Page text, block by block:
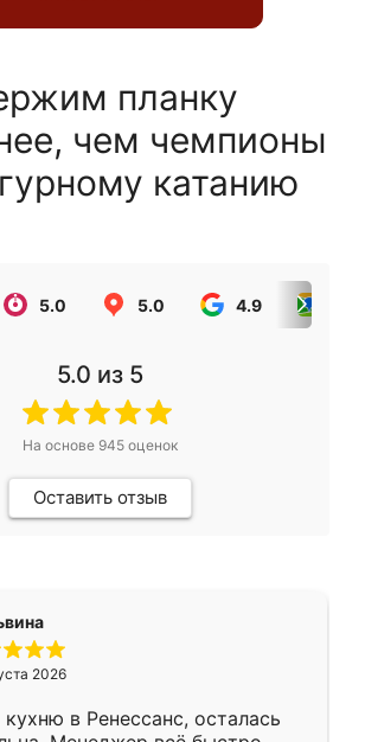
планку
чем чемпионы
катанию
5.0 5.0 4.9
5.0 из 5
На основе 945оценок
Оставить отзыв
2026
в Ренессанс, осталась